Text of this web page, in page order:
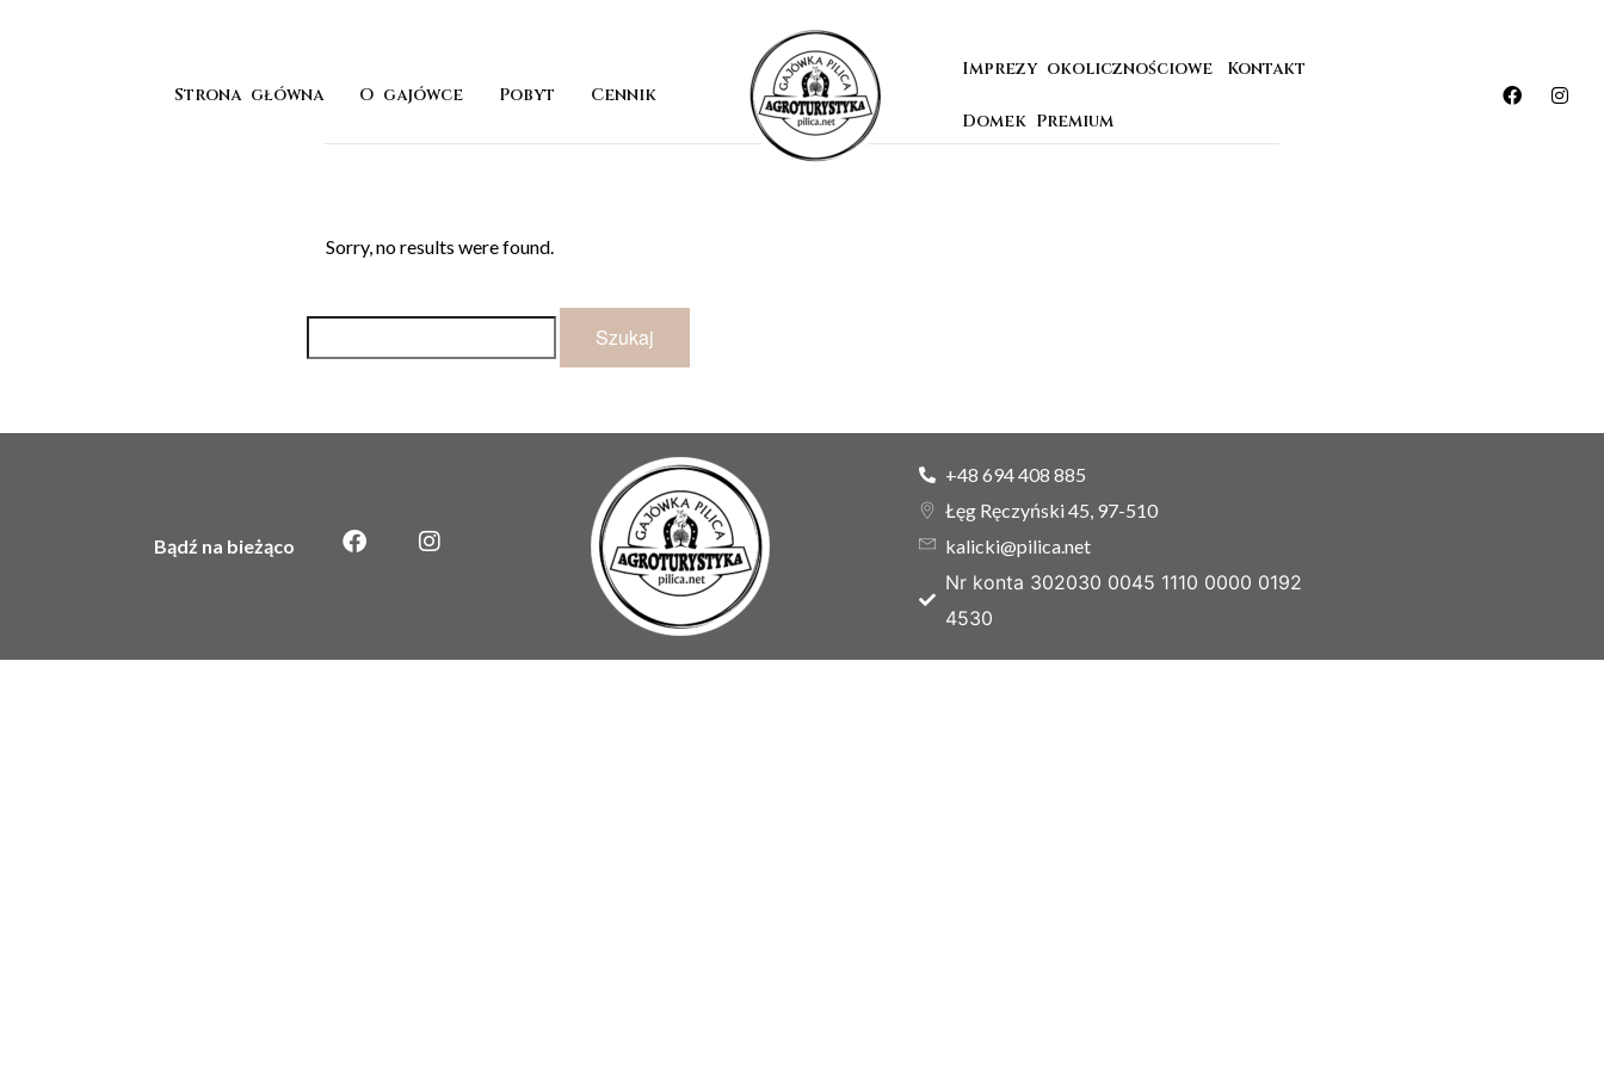
Strona główna O gajówce Pobyt Cennik
Imprezy okolicznościowe Kontakt
Domek Premium
Sorry, no results were found.
Bądź na bieżąco
+48 694 408 885
Łęg Ręczyński 45, 97-510
kalicki@pilica.net
Nr konta 302030 0045 1110 0000 0192
4530